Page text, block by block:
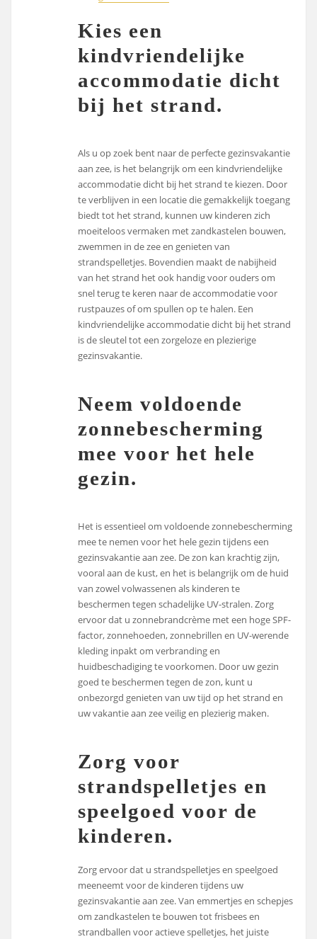
Kies een
kindvriendelijke
accommodatie dicht
bij het strand.
Als u op zoek bent naar de perfecte gezinsvakantie
aan zee, is het belangrijk om een kindvriendelijke
accommodatie dicht bij het strand te kiezen. Door
te verblijven in een locatie die gemakkelijk toegang
biedt tot het strand, kunnen uw kinderen zich
moeiteloos vermaken met zandkastelen bouwen,
zwemmen in de zee en genieten van
strandspelletjes. Bovendien maakt de nabijheid
van het strand het ook handig voor ouders om
snel terug te keren naar de accommodatie voor
rustpauzes of om spullen op te halen. Een
kindvriendelijke accommodatie dicht bij het strand
is de sleutel tot een zorgeloze en plezierige
gezinsvakantie.
Neem voldoende
zonnebescherming
mee voor het hele
gezin.
Het is essentieel om voldoende zonnebescherming
mee te nemen voor het hele gezin tijdens een
gezinsvakantie aan zee. De zon kan krachtig zijn,
vooral aan de kust, en het is belangrijk om de huid
van zowel volwassenen als kinderen te
beschermen tegen schadelijke UV-stralen. Zorg
ervoor dat u zonnebrandcrème met een hoge SPF-
factor, zonnehoeden, zonnebrillen en UV-werende
kleding inpakt om verbranding en
huidbeschadiging te voorkomen. Door uw gezin
goed te beschermen tegen de zon, kunt u
onbezorgd genieten van uw tijd op het strand en
uw vakantie aan zee veilig en plezierig maken.
Zorg voor
strandspelletjes en
speelgoed voor de
kinderen.
Zorg ervoor dat u strandspelletjes en speelgoed
meeneemt voor de kinderen tijdens uw
gezinsvakantie aan zee. Van emmertjes en schepjes
om zandkastelen te bouwen tot frisbees en
strandballen voor actieve spelletjes, het juiste